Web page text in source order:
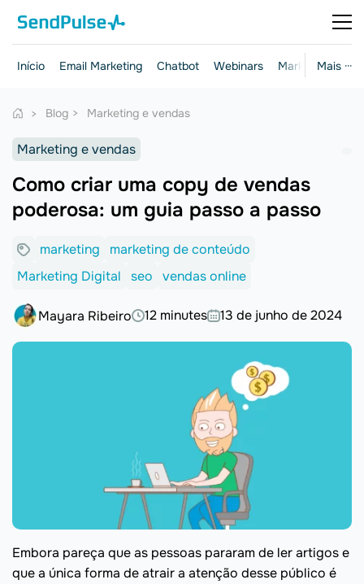
Mais ···
Início Email Marketing Chatbot Webinars Marketing e
Blog Marketing e vendas
Marketing e vendas
Como criar uma copy de vendas
poderosa: um guia passo a passo
marketing
marketing de conteúdo
Marketing Digital
seo vendas online
Mayara Ribeiro 12 minutes 13 de junho de 2024
Embora pareça que as pessoas pararam de ler artigos e
que a única forma de atrair a atenção desse público é